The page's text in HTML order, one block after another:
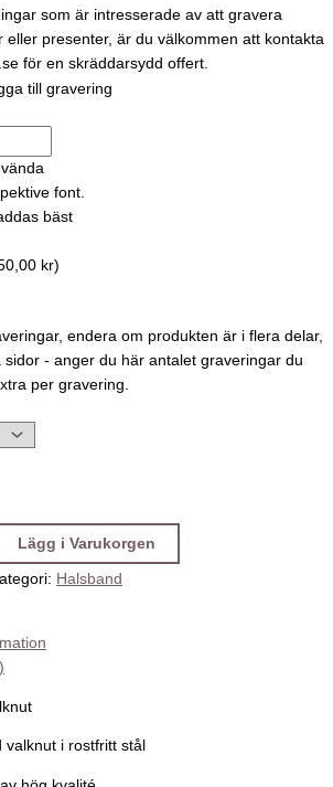
som är intresserade av att gravera
eller presenter, är du välkommen att kontakta
för en skräddarsydd offert.
till gravering
font.
bäst
kr)
endera om produkten är i flera delar,
- anger du här antalet graveringar du
per gravering.
Lägg i Varukorgen
Halsband
valknut i rostfritt stål